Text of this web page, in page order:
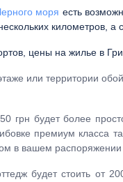
моря есть
километров,
цены на жилье в
или территории
грн будет более
премиум класса
в вашем
будет стоить от